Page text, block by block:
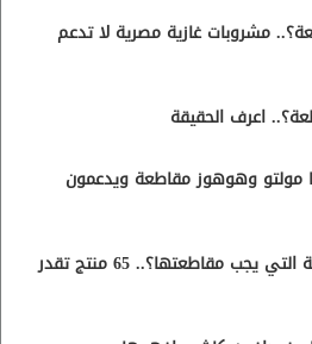
مشروبات غازية مصرية لا تدعم
اعرف الحقيقة
مولتو وهوهوز مقاطعة ويدعمون
ما هي المنتجات الإسرائيلية التي يجب مقاطعتها؟.. 65 منتج تقدر